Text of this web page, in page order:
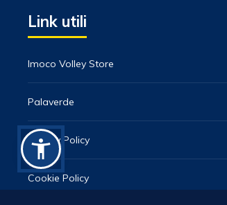
Link utili
Imoco Volley Store
Palaverde
Privacy Policy
Cookie Policy